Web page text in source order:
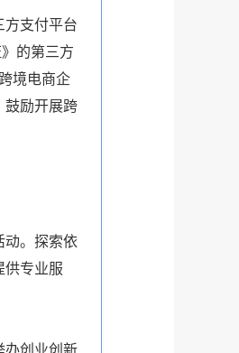
方支付平台
的第三方
境电商企
鼓励开展跨
动。探索依
供专业服
办创业创新